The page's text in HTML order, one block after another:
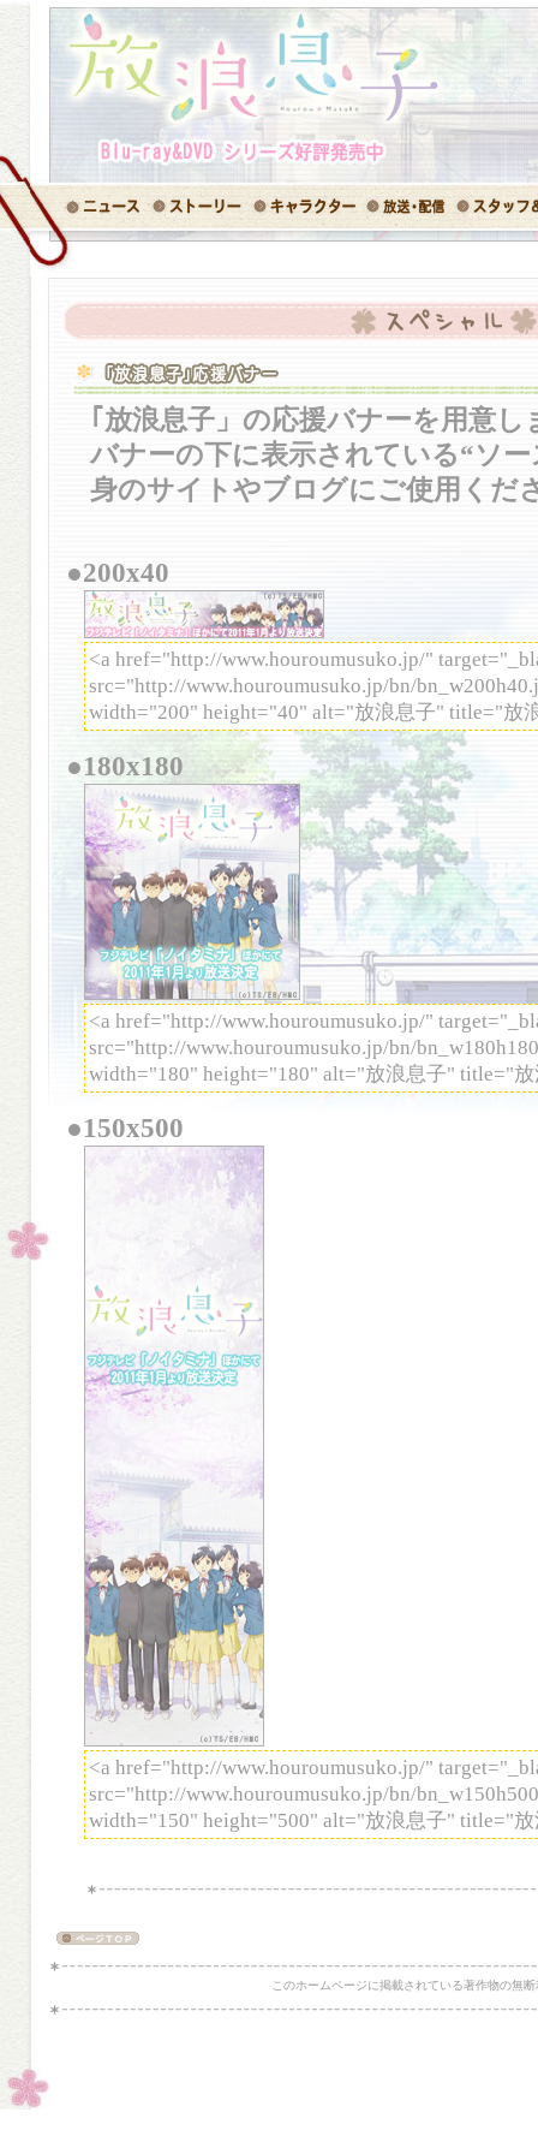
｢放浪息子」の応援バナーを用意し
バナーの下に表示されている“ソ
身のサイトやブログにご使用くだ
●200x40
<a href="http://www.houroumusuko.jp/"
src="http://www.houroumusuko.jp/bn/
width="200" height="40" alt="放浪息子" title="放
●180x180
<a href="http://www.houroumusuko.jp/"
src="http://www.houroumusuko.jp/bn/
width="180" height="180" alt="放浪息子" title="
●150x500
<a href="http://www.houroumusuko.jp/"
src="http://www.houroumusuko.jp/bn/
width="150" height="500" alt="放浪息子" title="
このホームページに掲載されている著作物の